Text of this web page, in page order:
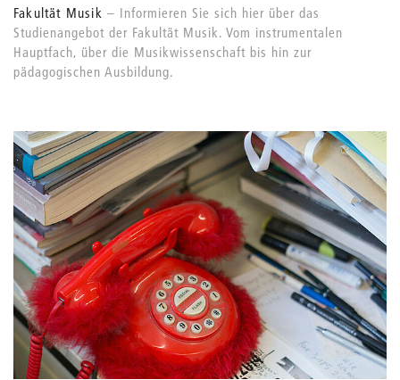
Fakultät Musik
Informieren Sie sich hier über das
Studienangebot der Fakultät Musik. Vom instrumentalen
Hauptfach, über die Musikwissenschaft bis hin zur
pädagogischen Ausbildung.